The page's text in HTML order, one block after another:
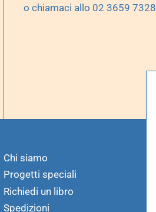
o chiamaci allo 02 3659 7328
Chi siamo
Progetti speciali
Richiedi un libro
Spedizioni